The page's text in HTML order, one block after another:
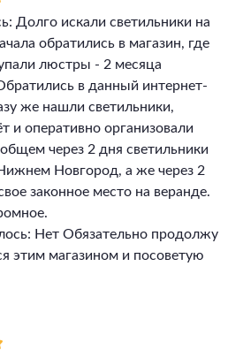
Долго искали светильники на
обратились в магазин, где
люстры - 2 месяца
в данный интернет-
же нашли светильники,
и оперативно организовали
через 2 дня светильники
Новгород, а же через 2
законное место на веранде.
Нет Обязательно продолжу
этим магазином и посоветую